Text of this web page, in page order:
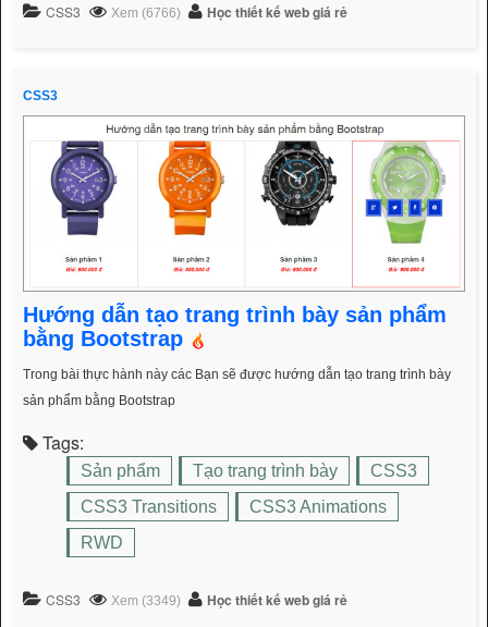
CSS3 Xem (6766) Học thiết kế web giá rẻ
CSS3
Hướng dẫn tạo trang trình bày sản phẩm
bằng Bootstrap
Trong bài thực hành này các Bạn sẽ được hướng dẫn tạo trang trình bày
sản phẩm bằng Bootstrap
Tags:
Sản phẩm Tạo trang trình bày
CSS3
CSS3 Transitions
CSS3 Animations
RWD
CSS3 Xem (3349) Học thiết kế web giá rẻ